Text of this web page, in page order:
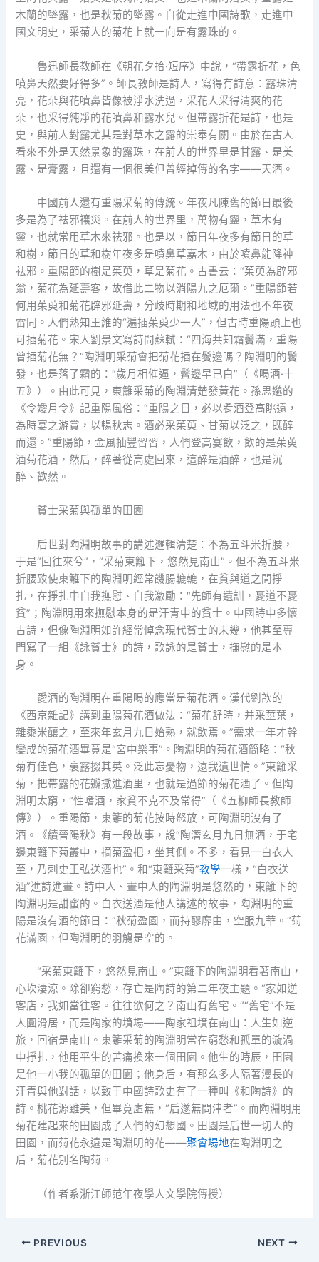
木蘭的墜露，也是秋菊的墜露。自從走進中國詩歌，走進中
國文明史，采菊人的菊花上就一向是有露珠的。
魯迅師長教師在《朝花夕拾·短序》中說，“帶露折花，色
噴鼻天然要好得多”。師長教師是詩人，寫得有詩意：露珠清
亮，花朵與花噴鼻皆像被淨水洗過，采花人采得清爽的花
朵，也采得純凈的花噴鼻和露水兒。但帶露折花是詩，也是
史，與前人對露尤其是對草木之露的崇奉有關。由於在古人
看來不外是天然景象的露珠，在前人的世界里是甘露、是美
露、是膏露，且還有一個很美但曾經掉傳的名字——天酒。
中國前人還有重陽采菊的傳統。年夜凡陳舊的節日最後
多是為了祛邪禳災。在前人的世界里，萬物有靈，草木有
靈，也就常用草木來祛邪。也是以，節日年夜多有節日的草
和樹，節日的草和樹年夜多是噴鼻草嘉木，由於噴鼻能降神
祛邪。重陽節的樹是茱萸，草是菊花。古書云：“茱萸為辟邪
翁，菊花為延壽客，故借此二物以消陽九之厄爾。”重陽節若
何用茱萸和菊花辟邪延壽，分歧時期和地域的用法也不年夜
雷同。人們熟知王維的“遍插茱萸少一人”，但古時重陽頭上也
可插菊花。宋人劉景文寫詩問蘇軾：“四海共知霜鬢滿，重陽
曾插菊花無？”陶淵明采菊會把菊花插在鬢邊嗎？陶淵明的鬢
發，也是落了霜的：“歲月相催逼，鬢邊早已白”（《喝酒·十
五》）。由此可見，東籬采菊的陶淵清楚發黃花。孫思邈的
《令嬡月令》記重陽風俗：“重陽之日，必以肴酒登高眺遠，
為時宴之游賞，以暢秋志。酒必采茱萸、甘菊以泛之，既醉
而還。”重陽節，金風抽豐習習，人們登高宴飲，飲的是茱萸
酒菊花酒，然后，醉著從高處回來，這醉是酒醉，也是沉
醉、歡然。
貧士采菊與孤單的田園
后世對陶淵明故事的講述邏輯清楚：不為五斗米折腰，
于是“回往來兮”，“采菊東籬下，悠然見南山”。但不為五斗米
折腰致使東籬下的陶淵明經常饑腸轆轆，在貧與道之間掙
扎，在掙扎中自我撫慰、自我激勵：“先師有遺訓，憂道不憂
貧”；陶淵明用來撫慰本身的是汗青中的貧士。中國詩中多懷
古詩，但像陶淵明如許經常悼念現代貧士的未幾，他甚至專
門寫了一組《詠貧士》的詩，歌詠的是貧士，撫慰的是本
身。
愛酒的陶淵明在重陽喝的應當是菊花酒。漢代劉歆的
《西京雜記》講到重陽菊花酒做法：“菊花舒時，并采莖葉，
雜黍米釀之，至來年玄月九日始熟，就飲焉。”需求一年才幹
變成的菊花酒畢竟是“宮中樂事”。陶淵明的菊花酒簡略：“秋
菊有佳色，裛露掇其英。泛此忘憂物，遠我遺世情。”東籬采
菊，把帶露的花瓣撒進酒里，也就是過節的菊花酒了。但陶
淵明太窮，“性嗜酒，家貧不克不及常得”（《五柳師長教師
傳》）。重陽節，東籬的菊花按時怒放，可陶淵明沒有了
酒。《續晉陽秋》有一段故事，說“陶潛玄月九日無酒，于宅
邊東籬下菊叢中，摘菊盈把，坐其側。不多，看見一白衣人
至，乃刺史王弘送酒也”。和“東籬采菊”教學一樣，“白衣送
酒”進詩進畫。詩中人、畫中人的陶淵明是悠然的，東籬下的
陶淵明是甜蜜的。白衣送酒是他人講述的故事，陶淵明的重
陽是沒有酒的節日：“秋菊盈園，而持醪靡由，空服九華。”菊
花滿園，但陶淵明的羽觴是空的。
“采菊東籬下，悠然見南山。”東籬下的陶淵明看著南山，
心坎淒涼。除卻窮愁，存亡是陶詩的第二年夜主題。“家如逆
客店，我如當往客。往往欲何之？南山有舊宅。”“舊宅”不是
人圓滑居，而是陶家的墳場——陶家祖墳在南山：人生如逆
旅，回宿是南山。東籬采菊的陶淵明常在窮愁和孤單的漩渦
中掙扎，他用平生的苦痛換來一個田園。他生的時辰，田園
是他一小我的孤單的田園；他身后，有那么多人隔著漫長的
汗青與他對話，以致于中國詩歌史有了一種叫《和陶詩》的
詩。桃花源雖美，但畢竟虛無，“后遂無問津者”。而陶淵明用
菊花建起來的田園成了人們的幻想國。田園是后世一切人的
田園，而菊花永遠是陶淵明的花——聚會場地在陶淵明之
后，菊花別名陶菊。
（作者系浙江師范年夜學人文學院傳授）
PREVIOUS NEXT